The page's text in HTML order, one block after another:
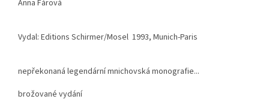
Anna Fárová
Vydal: Editions Schirmer/Mosel 1993, Munich-Paris
nepřekonaná legendární mnichovská monografie...
brožované vydání